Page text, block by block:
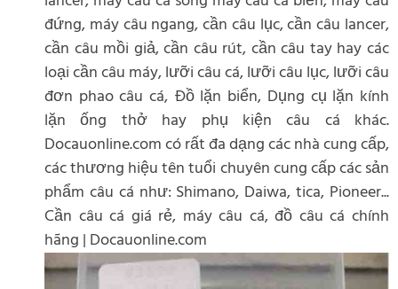
đứng, máy câu ngang, cần câu lục, cần câu lancer,
cần câu mồi giả, cần câu rút, cần câu tay hay các
loại cần câu máy, lưỡi câu cá, lưỡi câu lục, lưỡi câu
đơn phao câu cá, Đồ lặn biển, Dụng cụ lặn kính
lặn ống thở hay phụ kiện câu cá khác.
Docauonline.com có rất đa dạng các nhà cung cấp,
các thương hiệu tên tuổi chuyên cung cấp các sản
phẩm câu cá như: Shimano, Daiwa, tica, Pioneer...
Cần câu cá giá rẻ, máy câu cá, đồ câu cá chính
hãng | Docauonline.com